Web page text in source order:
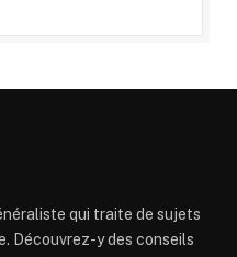
qui traite de sujets
Découvrez-y des conseils